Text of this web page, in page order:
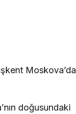
Moskova’da
doğusundaki